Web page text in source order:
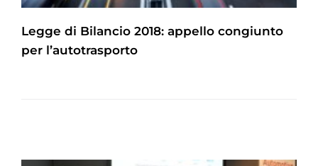
Legge di Bilancio 2018: appello congiunto
per l’autotrasporto